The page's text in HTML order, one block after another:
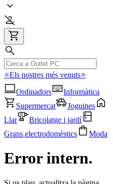
⭐Els nostres més venuts⭐
Ordinadors
Informàtica
Supermercat
Joguines
Llar
Bricolatge i jardí
Grans electrodomèstics
Moda
Error intern.